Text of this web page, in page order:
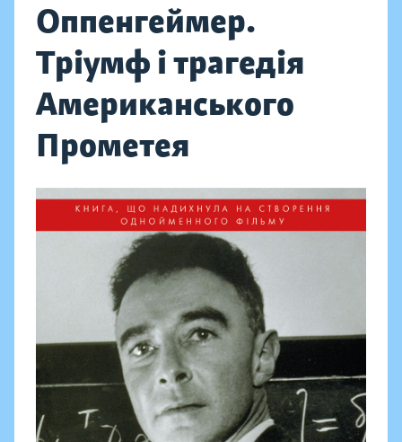
Оппенгеймер.
Тріумф і трагедія
Американського
Прометея